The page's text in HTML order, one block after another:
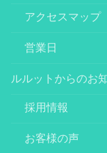
アクセスマップ
営業日
ルルットからのお
採用情報
お客様の声